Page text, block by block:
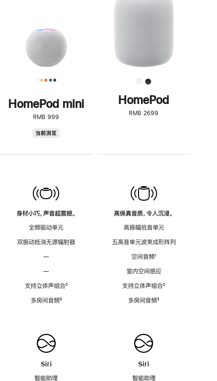
HomePod mini
RMB 999
当前浏览
身材小巧，声音超震撼。
全频驱动单元
双振动抵消无源辐射器
—
—
支持立体声组合脚
²
多房间音频脚
³
Siri
智能助理
了
解
HomePod<
HomePod
RMB 2699
高保真音质，令人沉浸。
高振幅低音单元
五高音单元波束成形阵列
空间音频脚
¹
室内空间感应
支持立体声组合脚
²
多房间音频脚
³
Siri
智能助理